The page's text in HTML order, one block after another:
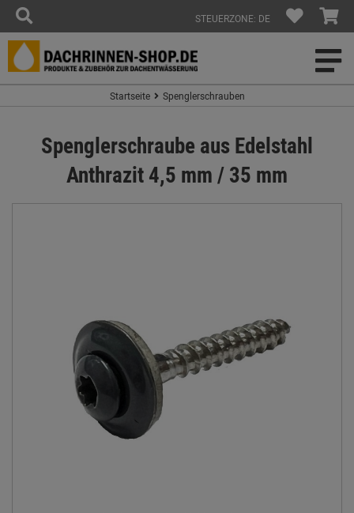
STEUERZONE: DE
Startseite Spenglerschrauben
Spenglerschraube aus Edelstahl
Anthrazit 4,5 mm / 35 mm